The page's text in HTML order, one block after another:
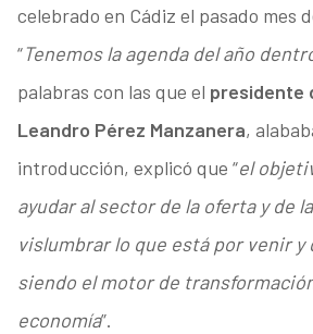
celebrado en Cádiz el pasado mes
“Tenemos la agenda del año
palabras con las que el presidente
Leandro Pérez Manzanera,
introducción, explicó que “el
ayudar al sector de la oferta y de
vislumbrar lo que está por venir y
siendo el motor de
economía”.